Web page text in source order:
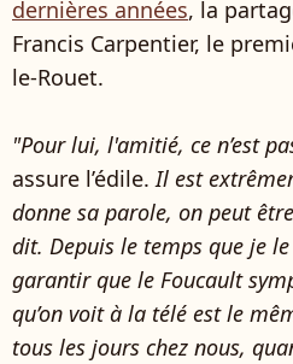
dernières années, la
Francis Carpentier, le
le-Rouet.
"Pour lui, l'amitié, ce n’est
assure l’édile.Il est
donne sa parole, on peut
dit. Depuis le temps que je
garantir que le Foucault
qu’on voit à la télé est le
tous les jours chez nous,